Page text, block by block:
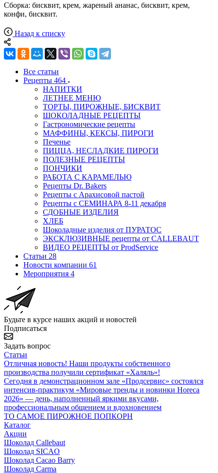
Сборка: бисквит, крем, жареный ананас, бисквит, крем,
конфи, бисквит.
Назад к списку
Все статьи
Рецепты 464
НАПИТКИ
ЛЕТНЕЕ МЕНЮ
ТОРТЫ, ПИРОЖНЫЕ, БИСКВИТ
ШОКОЛАДНЫЕ РЕЦЕПТЫ
Гастрономические рецепты
МАФФИНЫ, КЕКСЫ, ПИРОГИ
Печенье
ПИЦЦА, НЕСЛАДКИЕ ПИРОГИ
ПОЛЕЗНЫЕ РЕЦЕПТЫ
ПОНЧИКИ
РАБОТА С КАРАМЕЛЬЮ
Рецепты Dr. Bakers
Рецепты с Арахисовой пастой
Рецепты с СЕМИНАРА 8-11 декабря
СДОБНЫЕ ИЗДЕЛИЯ
ХЛЕБ
Шоколадные изделия от ПУРАТОС
ЭКСКЛЮЗИВНЫЕ рецепты от CALLEBAUT
ВИДЕО РЕЦЕПТЫ от ProdService
Статьи 28
Новости компании 61
Мероприятия 4
Будьте в курсе наших акций и новостей
Подписаться
Задать вопрос
Статьи
Отличная новость! Наши продукты собственного
производства получили сертификат «Халяль»!
Сегодня в демонстрационном зале «Продсервис» состоялся
интенсив-практикум «Мировые тренды и новинки Horeca
2026» — день, наполненный яркими вкусами,
профессиональным общением и вдохновением
ТО САМОЕ ПИРОЖНОЕ ПОПКОРН
Каталог
Акции
Шоколад Callebaut
Шоколад SICAO
Шоколад Cacao Barry
Шоколад Carma